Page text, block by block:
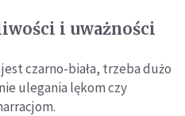
i uważności
czarno-biała, trzeba dużo
ulegania lękom czy